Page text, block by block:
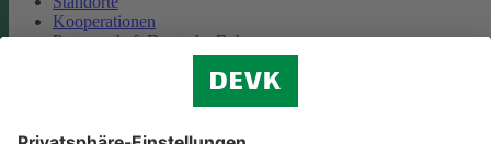
Kooperationen
Partnerschaft Deutsche Bahn